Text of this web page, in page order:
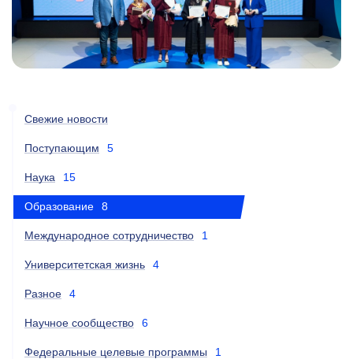
Свежие новости
Поступающим 5
Наука 15
Образование 8
Международное сотрудничество 1
Университетская жизнь 4
Разное 4
Научное сообщество 6
Федеральные целевые программы 1